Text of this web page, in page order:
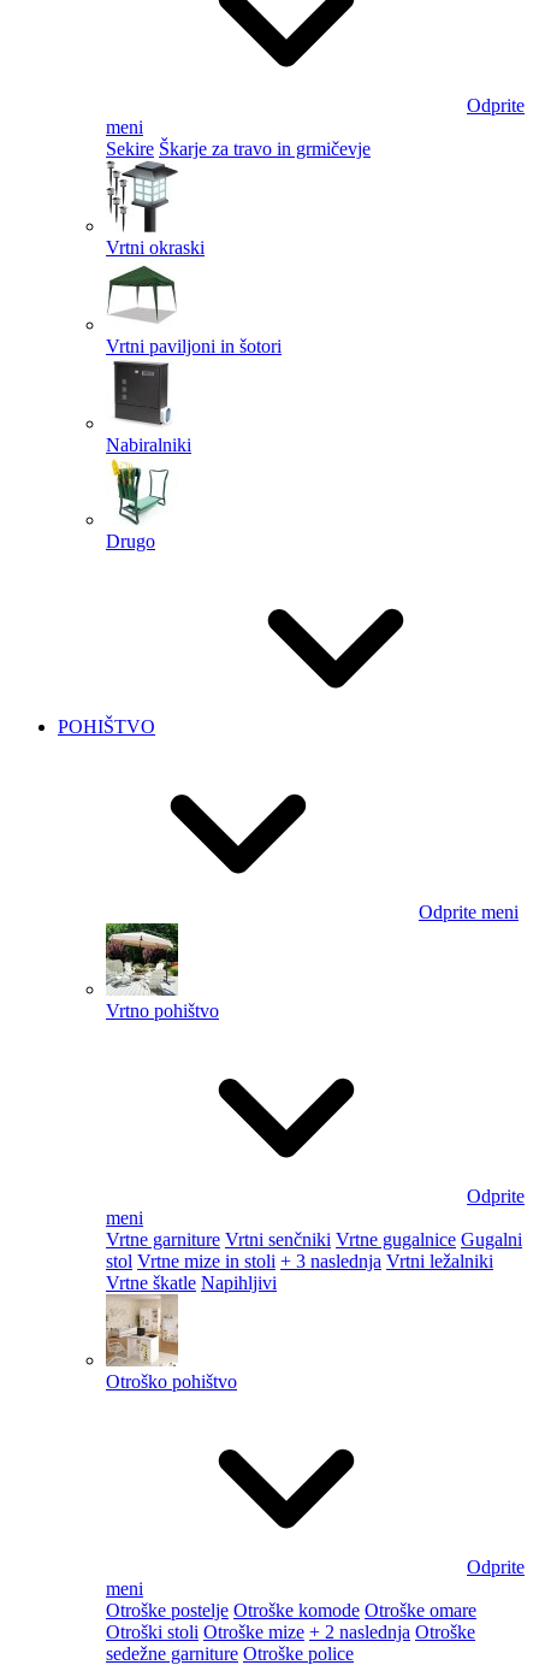
Odprite
meni
Sekire Škarje za travo in grmičevje
Vrtni okraski
Vrtni paviljoni in šotori
Nabiralniki
Drugo
POHIŠTVO
Odprite meni
Vrtno pohištvo
Odprite
meni
Vrtne garniture Vrtni senčniki Vrtne gugalnice Gugalni
stol Vrtne mize in stoli + 3 naslednja Vrtni ležalniki
Vrtne škatle Napihljivi
Otroško pohištvo
Odprite
meni
Otroške postelje Otroške komode Otroške omare
Otroški stoli Otroške mize + 2 naslednja Otroške
sedežne garniture Otroške police